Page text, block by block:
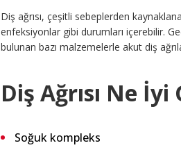
Diş ağrısı, çeşitli sebeplerden
enfeksiyonlar gibi durumları içerebilir.
bulunan bazı malzemelerle akut diş
Diş Ağrısı Ne İyi
Soğuk kompleks